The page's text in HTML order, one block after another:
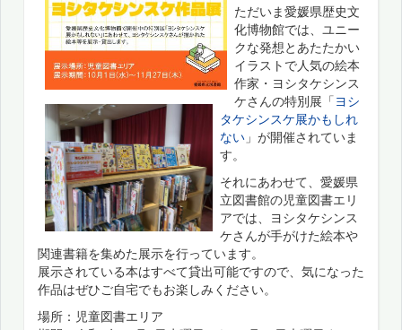
ただいま愛媛県歴史文
化博物館では、ユニー
クな発想とあたたかい
イラストで人気の絵本
作家・ヨシタケシンス
ケさんの特別展「ヨシ
タケシンスケ展かもしれ
ない 」が開催されていま
す。
それにあわせて、愛媛県
立図書館の児童図書エリ
アでは、ヨシタケシンス
ケさんが手がけた絵本や
関連書籍を集めた展示を行っています。
展示されている本はすべて貸出可能ですので、気になった
作品はぜひご自宅でもお楽しみください。
場所：児童図書エリア